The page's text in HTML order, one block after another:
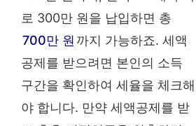
로 300만 원을 납입하면 총
700만 원 까지 가능하죠. 세액
공제를 받으려면 본인의 소득
구간을 확인하여 세율을 체크해
야 합니다. 만약 세액공제를 받